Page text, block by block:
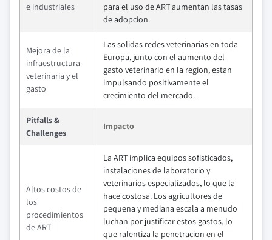
e industriales
para el uso de ART aumentan las tasas
de adopcion.
Mejora de la
infraestructura
veterinaria y el
gasto
Las solidas redes veterinarias en toda
Europa, junto con el aumento del
gasto veterinario en la region, estan
impulsando positivamente el
crecimiento del mercado.
Pitfalls &
Challenges
Impacto
Altos costos de
los
procedimientos
de ART
La ART implica equipos sofisticados,
instalaciones de laboratorio y
veterinarios especializados, lo que la
hace costosa. Los agricultores de
pequena y mediana escala a menudo
luchan por justificar estos gastos, lo
que ralentiza la penetracion en el